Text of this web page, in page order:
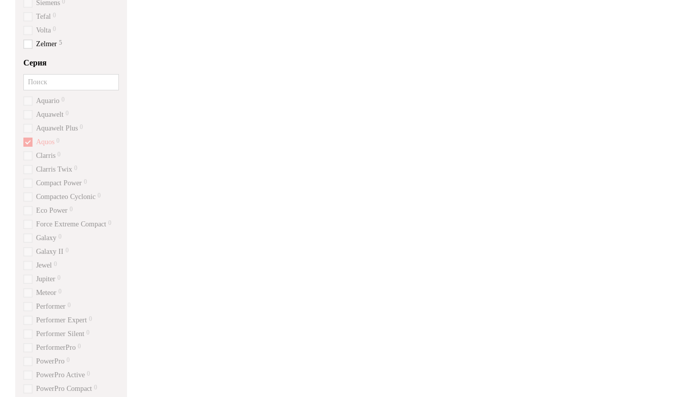
Siemens 0
Tefal 0
Volta 0
Zelmer 5
Серия
Aquario 0
Aquawelt 0
Aquawelt Plus 0
Aquos 0
Clarris 0
Clarris Twix 0
Compact Power 0
Compacteo Cyclonic 0
Eco Power 0
Force Extreme Compact 0
Galaxy 0
Galaxy II 0
Jewel 0
Jupiter 0
Meteor 0
Performer 0
Performer Expert 0
Performer Silent 0
PerformerPro 0
PowerPro 0
PowerPro Active 0
PowerPro Compact 0